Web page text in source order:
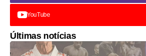
YouTube
Últimas notícias